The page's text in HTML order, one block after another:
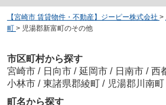
【宮崎市 賃貸物件・不動産】ジーピー株式会社 >
町 > 児湯郡新富町のその他
市区町村から探す
宮崎市 / 日向市 / 延岡市 / 日南市 / 西
小林市 / 東諸県郡綾町 / 児湯郡川南町
町名から探す